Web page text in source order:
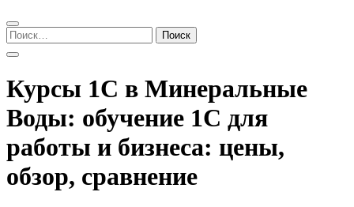
Найти:
Курсы 1С в Минеральные
Воды: обучение 1С для
работы и бизнеса: цены,
обзор, сравнение